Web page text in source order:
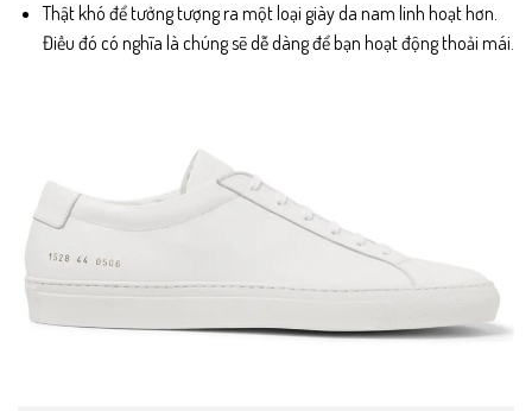
Thật khó để tưởng tượng ra một loại giày da nam linh hoạt hơn.
Điều đó có nghĩa là chúng sẽ dễ dàng để bạn hoạt động thoải mái.